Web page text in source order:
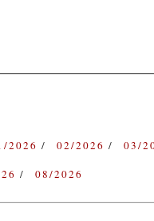
2026 02/2026 03/
08/2026